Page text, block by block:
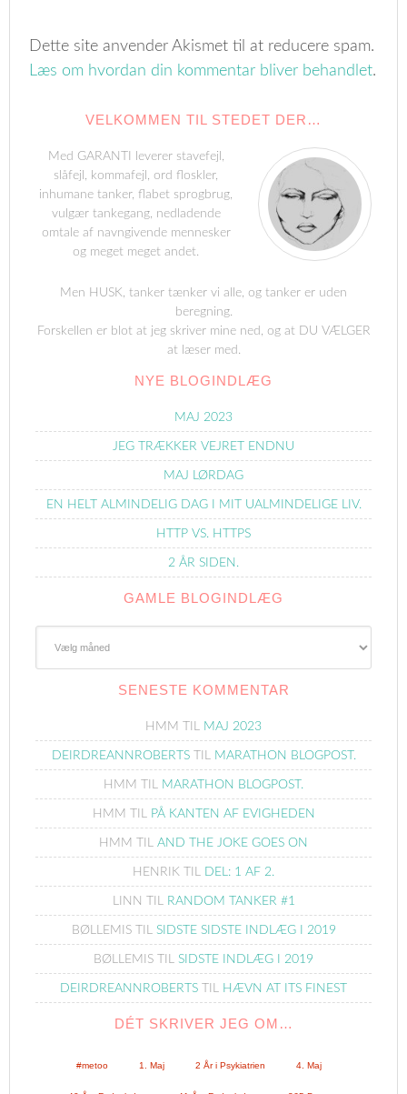
Dette site anvender Akismet til at reducere spam.
Læs om hvordan din kommentar bliver behandlet.
VELKOMMEN TIL STEDET DER…
Med GARANTI leverer stavefejl,
slåfejl, kommafejl, ord floskler,
inhumane tanker, flabet sprogbrug,
vulgær tankegang, nedladende
omtale af navngivende mennesker
og meget meget andet.
Men HUSK, tanker tænker vi alle, og tanker er uden
beregning.
Forskellen er blot at jeg skriver mine ned, og at DU VÆLGER
at læser med.
NYE BLOGINDLÆG
MAJ 2023
JEG TRÆKKER VEJRET ENDNU
MAJ LØRDAG
EN HELT ALMINDELIG DAG I MIT UALMINDELIGE LIV.
HTTP VS. HTTPS
2 ÅR SIDEN.
GAMLE BLOGINDLÆG
SENESTE KOMMENTAR
HMM TIL MAJ 2023
DEIRDREANNROBERTSTIL MARATHON BLOGPOST.
HMM TIL MARATHON BLOGPOST.
HMM TIL PÅ KANTEN AF EVIGHEDEN
HMM TIL AND THE JOKE GOES ON
HENRIK TIL DEL: 1 AF 2.
LINN TIL RANDOM TANKER #1
BØLLEMISTIL SIDSTE SIDSTE INDLÆG I 2019
BØLLEMIS TIL SIDSTE INDLÆG I 2019
DEIRDREANNROBERTS TIL HÆVN AT ITS FINEST
DÉT SKRIVER JEG OM…
#metoo 1. Maj 2 År i Psykiatrien 4. Maj